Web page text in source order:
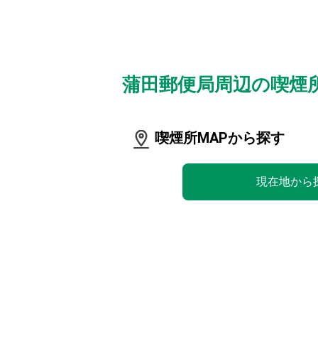
蒲田郵便局周辺の喫煙
喫煙所MAPから探す
現在地から